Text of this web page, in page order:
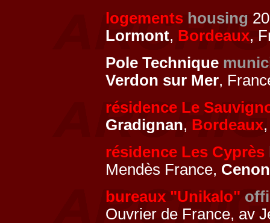
logements housing
Lormont, Bordeaux,
Pole Technique
Verdon sur Mer,
résidence Le
Gradignan, Bordeaux
résidence Les Cyprès
Mendès France, Cenon
bureaux "Unikalo"
Ouvrier de France, av